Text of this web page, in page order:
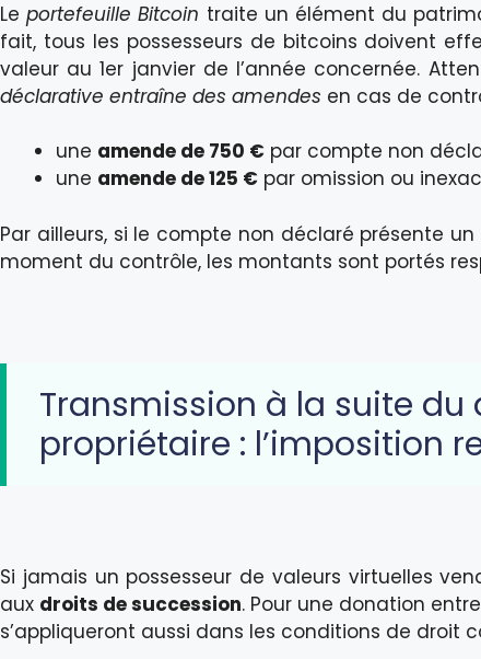
Leportefeuille Bitcoin traite un élément du
fait, tous les possesseurs de bitcoins doivent
valeur au 1er janvier de l’année concernée.
déclarative entraîne des amendes en cas de
une amende de 750 € par compte non
une amende de 125 € par omission ou
Par ailleurs, si le compte non déclaré présente
moment du contrôle, les montants sont portés
Transmission à la suite du
propriétaire : l’imposition
Si jamais un possesseur de valeurs virtuelles
aux droits de succession. Pour une donation
s’appliqueront aussi dans les conditions de droit